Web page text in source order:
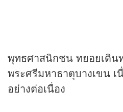
พุทธศาสนิกชน ทยอยเดิน
พระศรีมหาธาตุบางเขน เ
อย่างต่อเนื่อง